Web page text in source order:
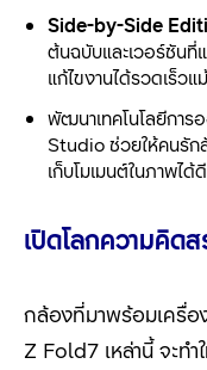
Side-by-Side
ต้นฉบับและเวอร์ชันที่
แก้ไขงานได้รวดเร็ว
พัฒนาเทคโนโลยีกา
Studio ช่วยให้คนรัก
เก็บโมเมนต์ในภาพไ
เปิดโลกความคิด
กล้องที่มาพร้อมเครื่
Z Fold7 เหล่านี้ จะท